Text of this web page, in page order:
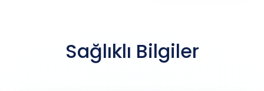
Sağlıklı Bilgiler